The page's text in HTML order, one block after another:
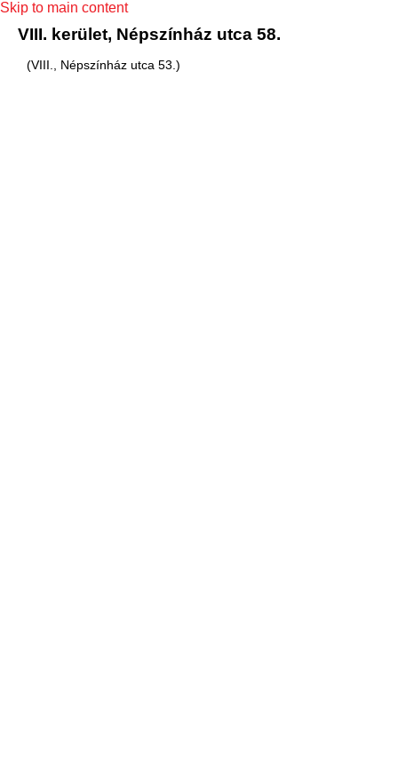
Skip to main content
VIII. kerület, Népszínház utca 58.
(VIII., Népszínház utca 53.)